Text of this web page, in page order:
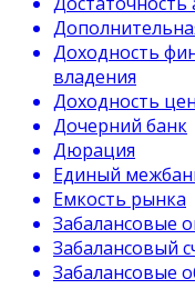
Доходность
владения
Доходность
Дочерний банк
Дюрация
Единый
Емкость рынка
Забалансовые
Забалансовый
Забалансовые